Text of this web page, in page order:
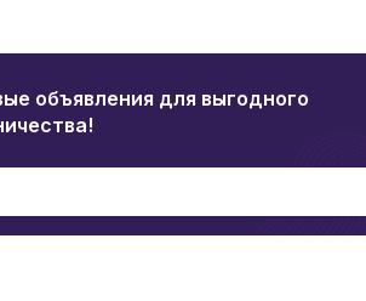
объявления для выгодного